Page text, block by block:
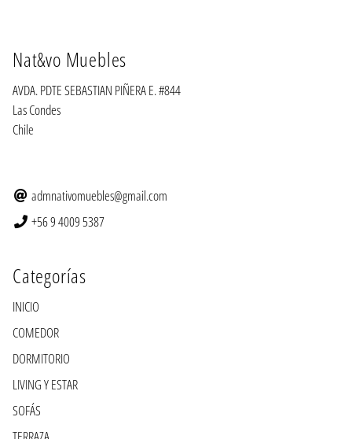
Nat&vo Muebles
AVDA. PDTE SEBASTIAN PIÑERA E. #844
Las Condes
Chile
admnativomuebles@gmail.com
+56 9 4009 5387
Categorías
INICIO
COMEDOR
DORMITORIO
LIVING Y ESTAR
SOFÁS